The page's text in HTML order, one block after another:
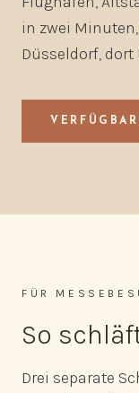
in zwei
Düsseldorf,
FÜR
So
Drei separate